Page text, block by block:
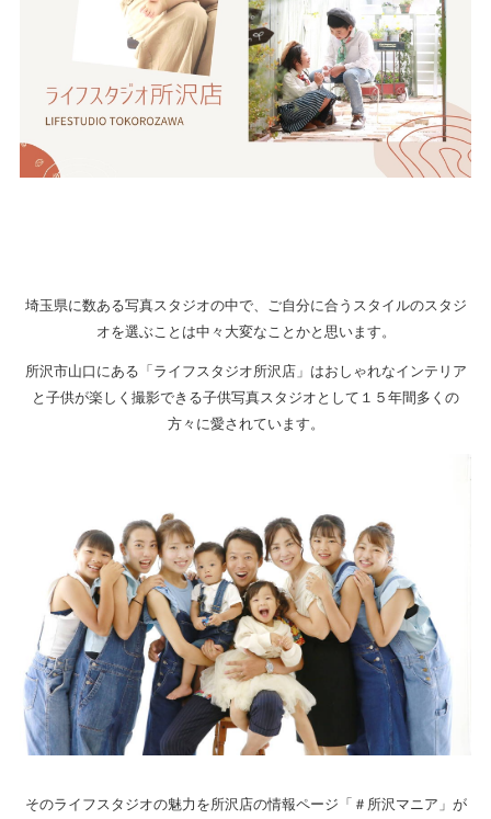
埼玉県に数ある写真スタジオの中で、ご自分に合うスタイルのスタジ
オを選ぶことは中々大変なことかと思います。
所沢市山口にある「ライフスタジオ所沢店」はおしゃれなインテリア
と子供が楽しく撮影できる子供写真スタジオとして１５年間多くの
方々に愛されています。
そのライフスタジオの魅力を所沢店の情報ページ「＃所沢マニア」が